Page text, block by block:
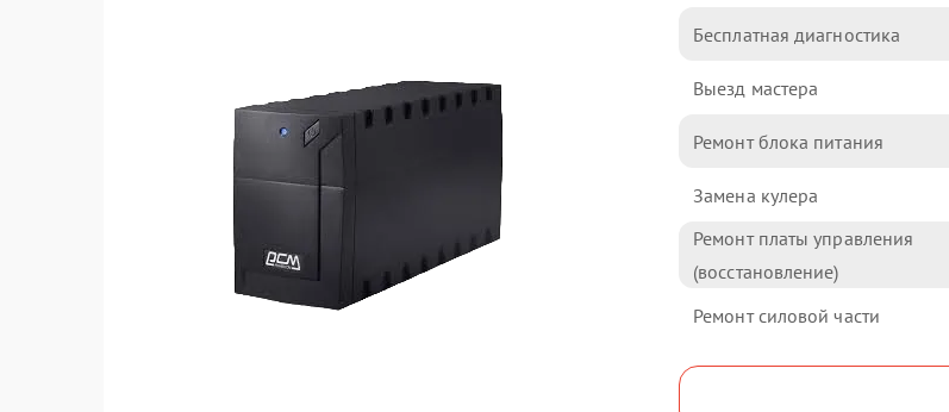
Бесплатная диагностика
Выезд мастера
Ремонт блока питания
Замена кулера
Ремонт платы управления
(восстановление)
Ремонт силовой части